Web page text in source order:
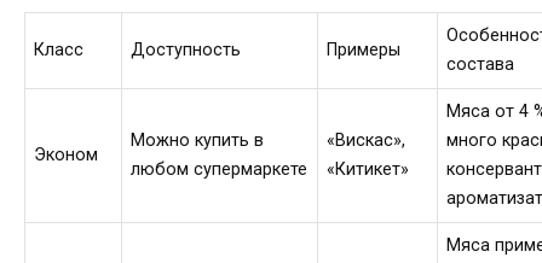
Класс Доступность Примеры
состава
Эконом
Можно купить в
любом супермаркете
«Вискас»,
«Китикет»
Мяса от 4
много
Мяса